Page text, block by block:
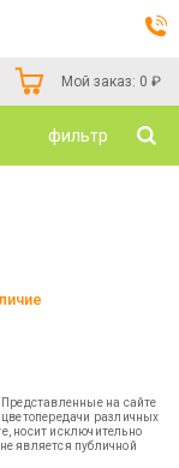
Мой заказ: 0 ₽
фильтр
на сайте
цветопередачи различных
носит исключительно
является публичной